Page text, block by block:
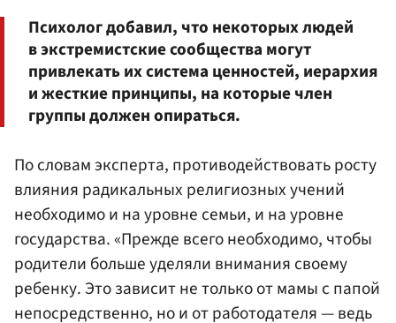
Психолог добавил, что некоторых людей
в экстремистские сообщества могут
привлекать их система ценностей, иерархия
и жесткие принципы, на которые член
группы должен опираться.
По словам эксперта, противодействовать росту
влияния радикальных религиозных учений
необходимо и на уровне семьи, и на уровне
государства. «Прежде всего необходимо, чтобы
родители больше уделяли внимания своему
ребенку. Это зависит не только от мамы с папой
непосредственно, но и от работодателя — ведь